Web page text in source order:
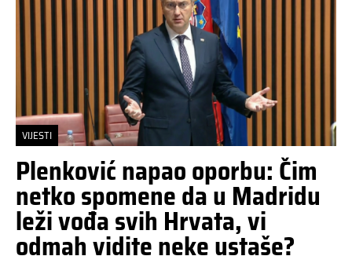
VIJESTI
Plenković napao oporbu: Čim
netko spomene da u Madridu
leži vođa svih Hrvata, vi
odmah vidite neke ustaše?